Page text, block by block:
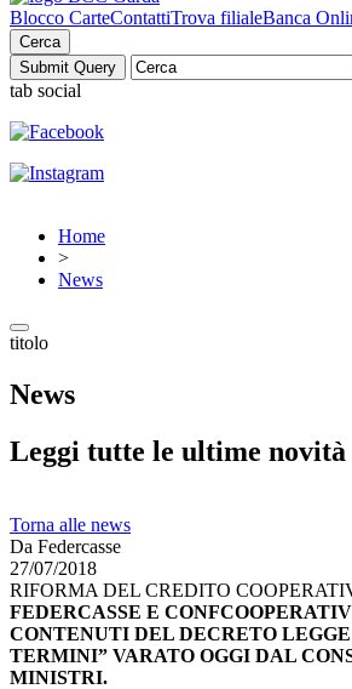
Blocco CarteContattiTrova filialeBanca
Cerca
tab social
Home
>
News
titolo
News
Leggi tutte le ultime novità
Torna alle news
Da Federcasse
27/07/2018
RIFORMA DEL CREDITO
FEDERCASSE E
CONTENUTI DEL DECRETO
TERMINI” VARATO OGGI DAL
MINISTRI.